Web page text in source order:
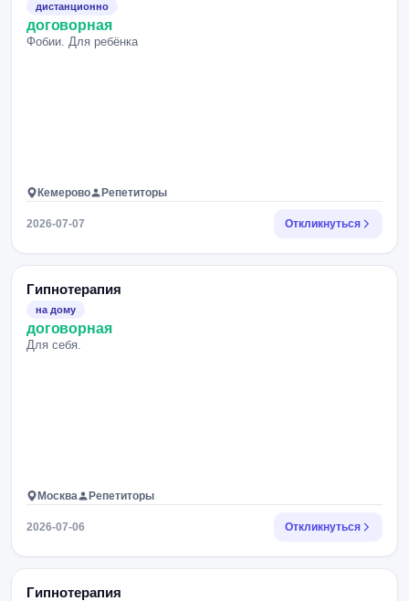
дистанционно
договорная
Фобии. Для ребёнка
Кемерово Репетиторы
2026-07-07 Откликнуться
Гипнотерапия
на дому
договорная
Для себя.
Москва Репетиторы
2026-07-06 Откликнуться
Гипнотерапия